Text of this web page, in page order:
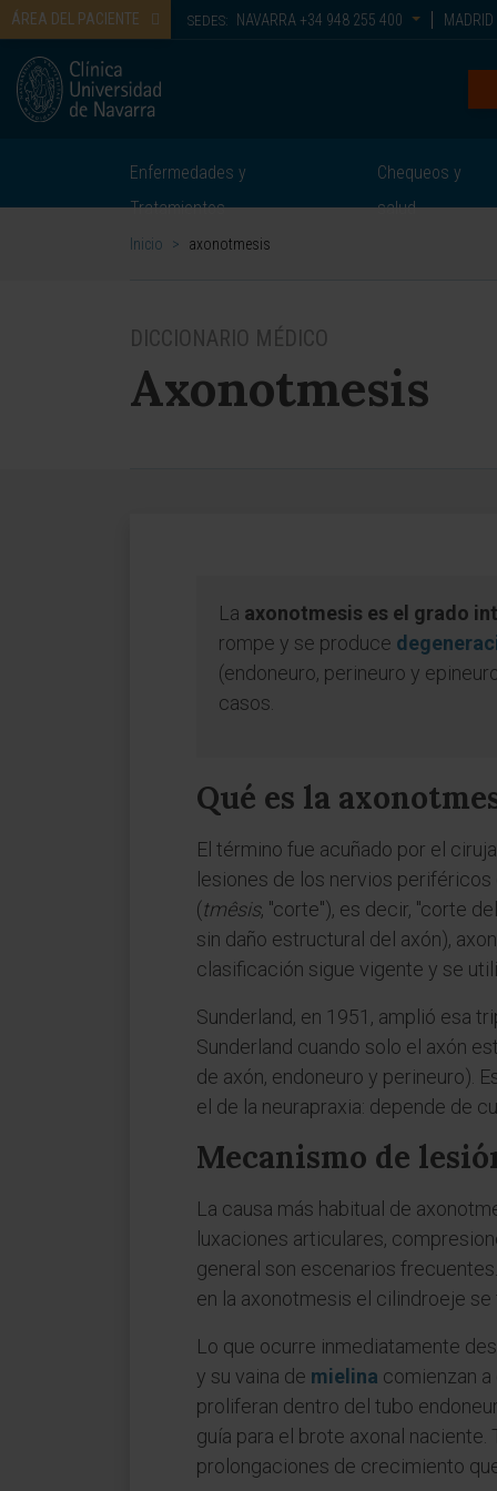
ÁREA DEL PACIENTE SEDES: NAVARRA +34 948 255 400 MADRID
Enfermedades y
Tratamientos
Chequeos y
salud
Inicio > axonotmesis
DICCIONARIO MÉDICO
Axonotmesis
La axonotmesis es el grado
rompe y se produce
(endoneuro, perineuro y
casos.
Qué es la
El término fue acuñado por el
lesiones de los nervios
(tmêsis, "corte"), es decir, "corte
sin daño estructural del axón),
clasificación sigue vigente y se
Sunderland, en 1951, amplió esa
Sunderland cuando solo el axón
de axón, endoneuro y perineuro).
el de la neurapraxia: depende de
Mecanismo de
La causa más habitual de
luxaciones articulares,
general son escenarios
en la axonotmesis el cilindroeje
Lo que ocurre inmediatamente
y su vaina de mielina comienzan
proliferan dentro del tubo
guía para el brote axonal
prolongaciones de crecimiento